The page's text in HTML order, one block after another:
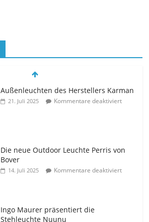
Außenleuchten des Herstellers Karman
21. Juli 2025 Kommentare deaktiviert
Die neue Outdoor Leuchte Perris von
Bover
14. Juli 2025 Kommentare deaktiviert
Ingo Maurer präsentiert die
Stehleuchte Nuunu